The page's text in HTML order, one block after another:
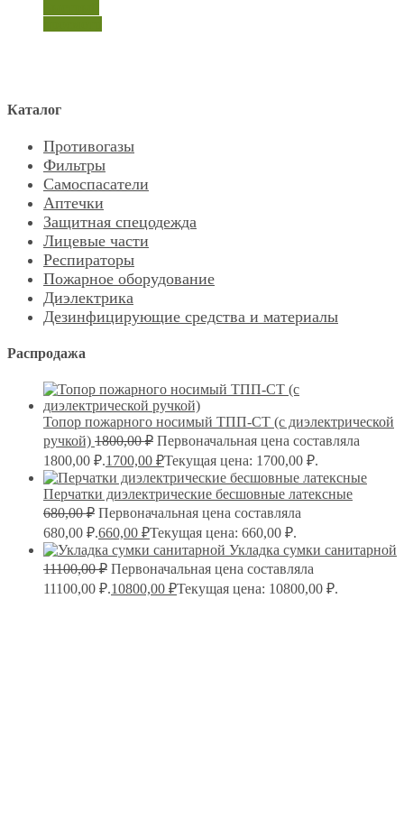
Каталог
Противогазы
Фильтры
Самоспасатели
Аптечки
Защитная спецодежда
Лицевые части
Респираторы
Пожарное оборудование
Диэлектрика
Дезинфицирующие средства и материалы
Распродажа
Топор пожарного носимый ТПП-СТ (с диэлектрической
ручкой) 1800,00₽ Первоначальная цена составляла
1800,00 ₽.1700,00 ₽Текущая цена: 1700,00 ₽.
Перчатки диэлектрические бесшовные латексные
680,00₽ Первоначальная цена составляла
680,00 ₽.660,00 ₽Текущая цена: 660,00 ₽.
Укладка сумки санитарной
11100,00₽ Первоначальная цена составляла
11100,00 ₽.10800,00 ₽Текущая цена: 10800,00 ₽.